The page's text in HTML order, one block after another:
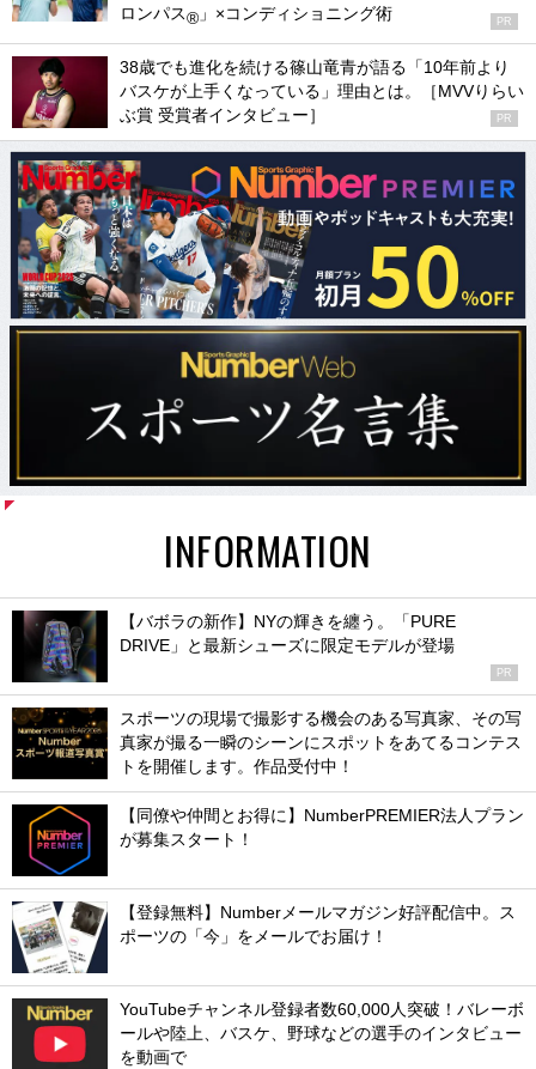
ロンパス® 」×コンディショニング術 PR
38歳でも進化を続ける篠山竜青が語る「10年前より
バスケが上手くなっている」理由とは。［MVVりらい
ぶ賞 受賞者インタビュー］
PR
INFORMATION
【バボラの新作】NYの輝きを纏う。「PURE
DRIVE」と最新シューズに限定モデルが登場
PR
スポーツの現場で撮影する機会のある写真家、その写
真家が撮る一瞬のシーンにスポットをあてるコンテス
トを開催します。作品受付中！
【同僚や仲間とお得に】NumberPREMIER法人プラン
が募集スタート！
【登録無料】Numberメールマガジン好評配信中。ス
ポーツの「今」をメールでお届け！
YouTubeチャンネル登録者数60,000人突破！バレーボ
ールや陸上、バスケ、野球などの選手のインタビュー
を動画で